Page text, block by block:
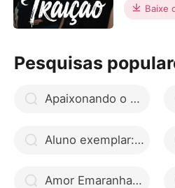
tolo
dia, ela
herdeiros
Baixe
Pesquisas
Apaixonando o Marquês
Aluno exemplar: Série exemplar livro telegram
Amor Emaranhado do Destino google drive